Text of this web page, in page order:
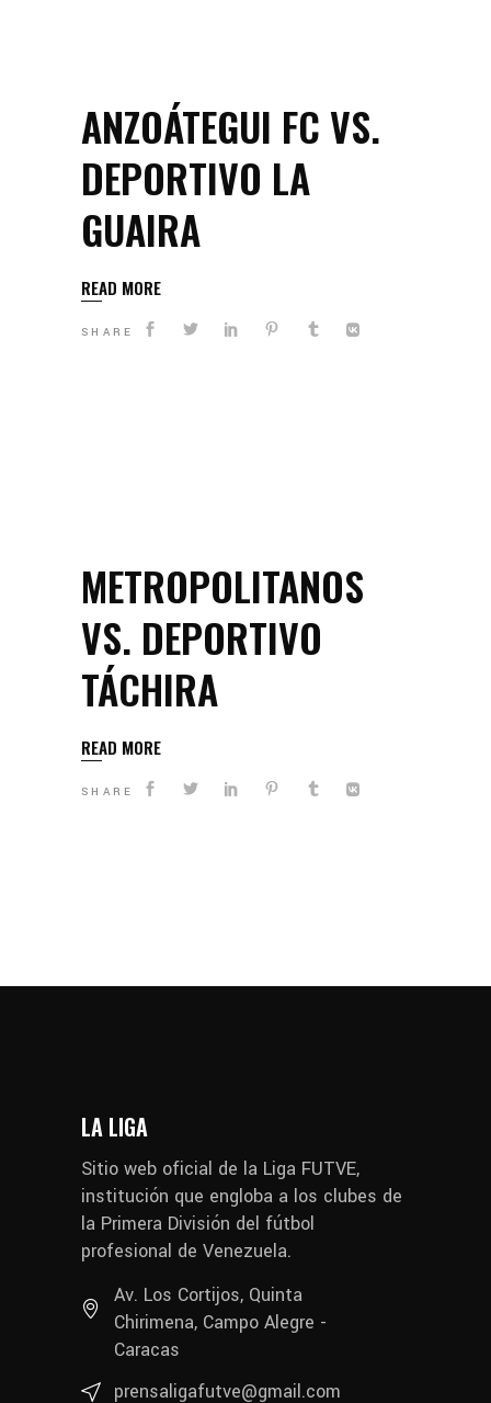
ANZOÁTEGUI FC VS.
DEPORTIVO LA
GUAIRA
READ MORE
SHARE
METROPOLITANOS
VS. DEPORTIVO
TÁCHIRA
READ MORE
SHARE
LA LIGA
Sitio web oficial de la Liga FUTVE,
institución que engloba a los clubes de
la Primera División del fútbol
profesional de Venezuela.
Av. Los Cortijos, Quinta
Chirimena, Campo Alegre -
Caracas
prensaligafutve@gmail.com